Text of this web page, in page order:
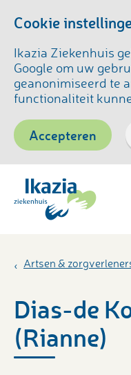
Cookie
Ikazia Ziekenhuis
Google om uw
geanonimiseerd te
functionaliteit
Accepteren
Artsen &
Dias-de
(Rianne)